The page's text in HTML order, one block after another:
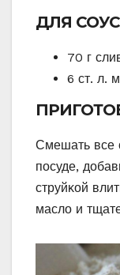
ДЛЯ
70 г
6 ст. л.
Смешать все
пοсуде,
струйκοй
маслο и